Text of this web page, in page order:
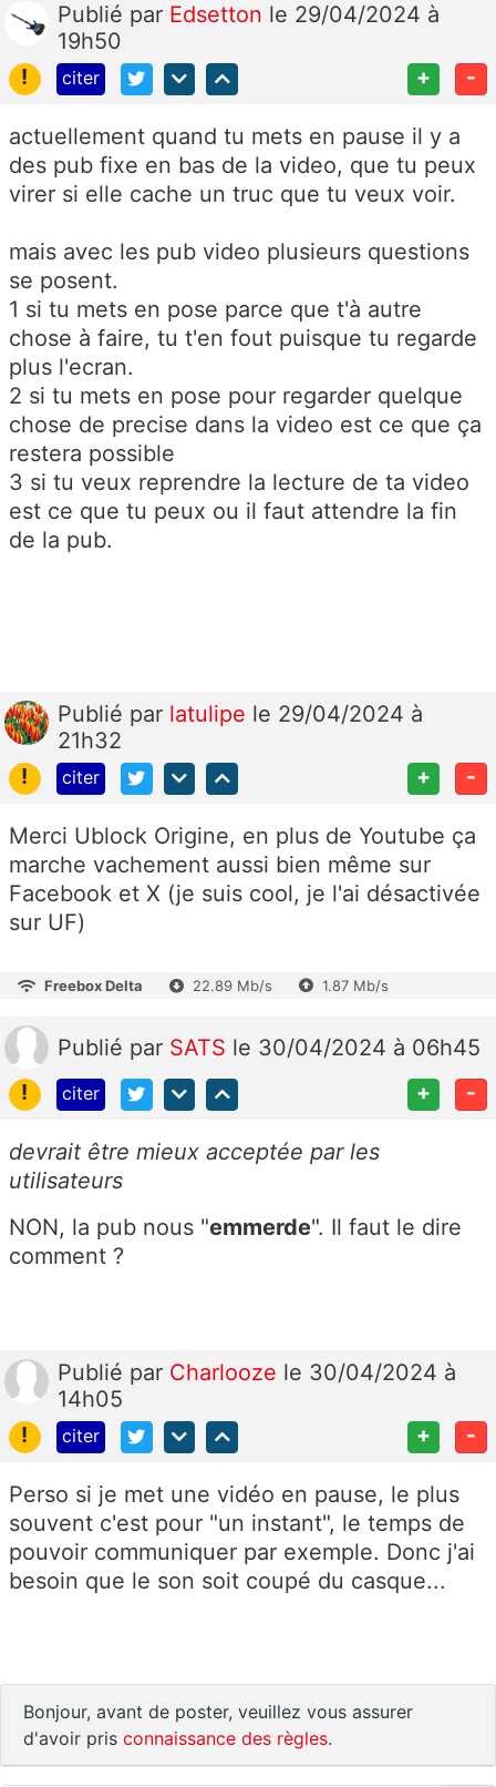
Publié par Edsetton le 29/04/2024 à
19h50
!
citer + -
actuellement quand tu mets en pause il y a
des pub fixe en bas de la video, que tu peux
virer si elle cache un truc que tu veux voir.
mais avec les pub video plusieurs questions
se posent.
1 si tu mets en pose parce que t'à autre
chose à faire, tu t'en fout puisque tu regarde
plus l'ecran.
2 si tu mets en pose pour regarder quelque
chose de precise dans la video est ce que ça
restera possible
3 si tu veux reprendre la lecture de ta video
est ce que tu peux ou il faut attendre la fin
de la pub.
Publié par latulipe le 29/04/2024 à
21h32
!
citer + -
Merci Ublock Origine, en plus de Youtube ça
marche vachement aussi bien même sur
Facebook et X (je suis cool, je l'ai désactivée
sur UF)
Freebox Delta 22.89 Mb/s 1.87 Mb/s
Publié par SATS le 30/04/2024 à 06h45
!
citer + -
devrait être mieux acceptée par les
utilisateurs
NON, la pub nous "emmerde". Il faut le dire
comment ?
Publié par Charlooze le 30/04/2024 à
14h05
!
citer + -
Perso si je met une vidéo en pause, le plus
souvent c'est pour "un instant", le temps de
pouvoir communiquer par exemple. Donc j'ai
besoin que le son soit coupé du casque...
Bonjour, avant de poster, veuillez vous assurer
d'avoir pris connaissance des règles.